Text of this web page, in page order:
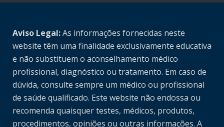
Aviso Legal:As informações fornecidas neste
website têm uma finalidade exclusivamente educativa
e não substituem o aconselhamento médico
profissional, diagnóstico ou tratamento. Em caso de
dúvida, consulte sempre um médico ou profissional
de saúde qualificado. Este website não endossa ou
recomenda quaisquer testes, médicos, produtos,
procedimentos, opiniões ou outras informações. A